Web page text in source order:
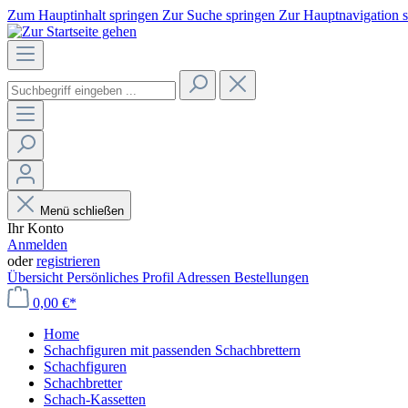
Zum Hauptinhalt springen Zur Suche springen Zur Hauptnavigation
Menü schließen
Ihr Konto
Anmelden
oderregistrieren
Übersicht Persönliches Profil Adressen Bestellungen
0,00 €*
Home
Schachfiguren mit passenden Schachbrettern
Schachfiguren
Schachbretter
Schach-Kassetten